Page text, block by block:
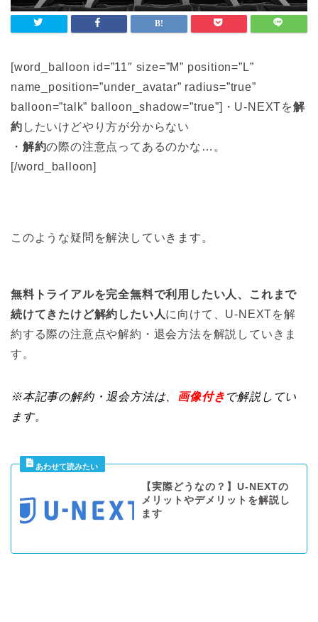
[word_balloon id=”11″ size=”M” position=”L”
name_position=”under_avatar” radius=”true”
balloon=”talk” balloon_shadow=”true”]・U-NEXTを解
約 したいけどやり方が分からない
・ 解約の際の注意点ってあるのかな…。
[/word_balloon]
このような疑問を解決していきます。
無料トライアルを完全無料で利用したい人、これまで
続けてきたけど解約したい人に向けて、U-NEXTを解
約する際の注意点や解約・退会方法を解説していきま
す。
※本記事の解約・退会方法は、 画像付き で解説してい
ます。
【実際どうなの？】U-NEXTの
メリットやデメリットを解説し
ます